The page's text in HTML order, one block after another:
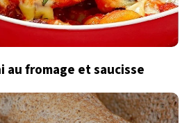
au fromage et saucisse